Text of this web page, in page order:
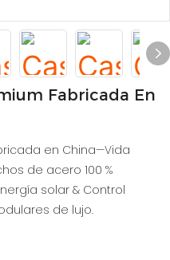
Fabricada En
en China—Vida
de acero 100 %
solar & Control
de lujo.